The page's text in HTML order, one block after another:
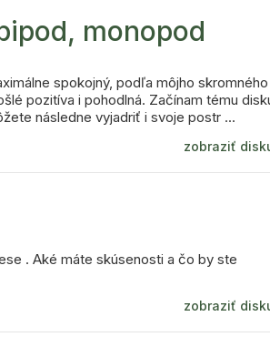
monopod
spokojný, podľa môjho skromného
pozitíva i pohodlná. Začínam tému
následne vyjadriť i svoje postr ...
zobraziť
. Aké máte skúsenosti a čo by ste
zobraziť